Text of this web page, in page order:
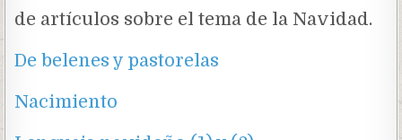
de artículos sobre el tema de la Navidad.
De belenes y pastorelas
Nacimiento